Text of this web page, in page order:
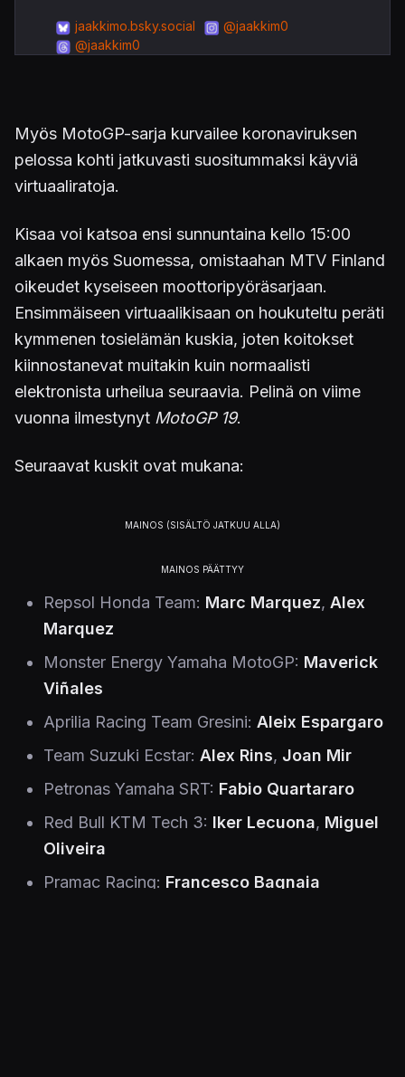
jaakkimo.bsky.social
@jaakkim0
@jaakkim0
Myös MotoGP-sarja kurvailee koronaviruksen
pelossa kohti jatkuvasti suositummaksi käyviä
virtuaaliratoja.
Kisaa voi katsoa ensi sunnuntaina kello 15:00
alkaen myös Suomessa, omistaahan MTV Finland
oikeudet kyseiseen moottoripyöräsarjaan.
Ensimmäiseen virtuaalikisaan on houkuteltu peräti
kymmenen tosielämän kuskia, joten koitokset
kiinnostanevat muitakin kuin normaalisti
elektronista urheilua seuraavia. Pelinä on viime
vuonna ilmestynyt MotoGP 19.
Seuraavat kuskit ovat mukana:
Repsol Honda Team: Marc Marquez, Alex
Marquez
Monster Energy Yamaha MotoGP: Maverick
Viñales
Aprilia Racing Team Gresini: Aleix Espargaro
Team Suzuki Ecstar: Alex Rins, Joan Mir
Petronas Yamaha SRT: Fabio Quartararo
Red Bull KTM Tech 3: Iker Lecuona, Miguel
Oliveira
Pramac Racing: Francesco Bagnaia